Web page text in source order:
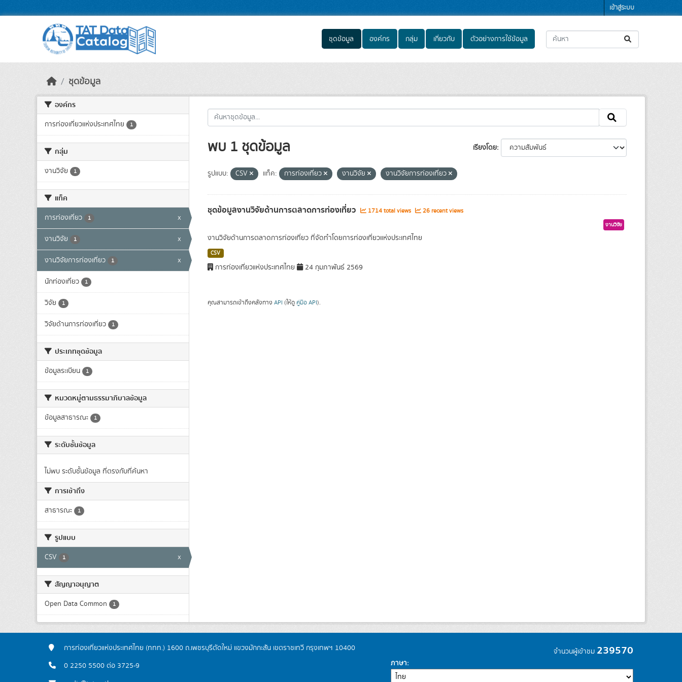
เข้าสู่ระบบ
ชุดข้อมูล องค์กร กลุ่ม เกี่ยวกับ ตัวอย่างการใช้ข้อมูล
ชุดข้อมูล
องค์กร
การท่องเที่ยวแห่งประเทศไทย 1
กลุ่ม
งานวิจัย 1
แท็ค
การท่องเที่ยว 1 x
งานวิจัย 1 x
งานวิจัยการท่องเที่ยว 1 x
นักท่องเที่ยว 1
วิจัย 1
วิจัยด้านการท่องเที่ยว 1
ประเภทชุดข้อมูล
ข้อมูลระเบียน 1
หมวดหมู่ตามธรรมาภิบาลข้อมูล
ข้อมูลสาธารณะ 1
ระดับชั้นข้อมูล
ไม่พบ ระดับชั้นข้อมูล ที่ตรงกับที่ค้นหา
การเข้าถึง
สาธารณะ 1
รูปแบบ
CSV 1 x
สัญญาอนุญาต
Open Data Common 1
เรียงโดย
พบ 1 ชุดข้อมูล
รูปแบบ: CSV แท็ค: การท่องเที่ยว งานวิจัย งานวิจัยการท่องเที่ยว
ชุดข้อมูลงานวิจัยด้านการตลาดการท่องเที่ยว 1714 total views 26 recent views
งานวิจัย
งานวิจัยด้านการตลาดการท่องเที่ยว ที่จัดทำโดยการท่องเที่ยวแห่งประเทศไทย
CSV
การท่องเที่ยวแห่งประเทศไทย 24 กุมภาพันธ์ 2569
คุณสามารถเข้าถึงคลังทาง API (ให้ดู คู่มือ API).
การท่องเที่ยวแห่งประเทศไทย (ททท.) 1600 ถ.เพชรบุรีตัดใหม่ แขวงมักกะสัน เขตราชเทวี กรุงเทพฯ 10400
0 2250 5500 ต่อ 3725-9
จำนวนผู้เข้าชม 239570
ภาษา